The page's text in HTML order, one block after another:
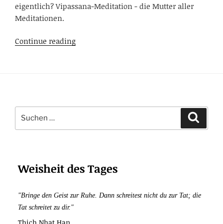
eigentlich? Vipassana-Meditation - die Mutter aller
Meditationen.
Continue readingDie
Gesundheit
nach:
Weisheit des Tages
"Bringe den Geist zur Ruhe. Dann schreitest nicht du zur Tat; die
Tat schreitet zu dir."